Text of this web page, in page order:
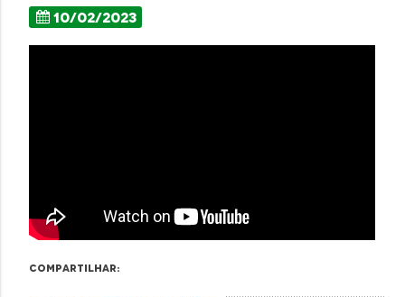
10/02/2023
Compartilhar: